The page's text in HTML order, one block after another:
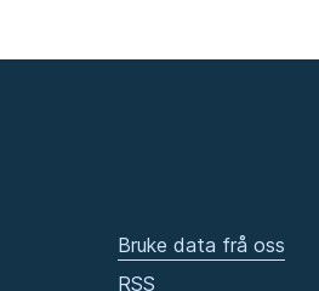
Bruke data frå oss
RSS